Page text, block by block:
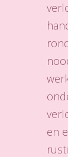
en